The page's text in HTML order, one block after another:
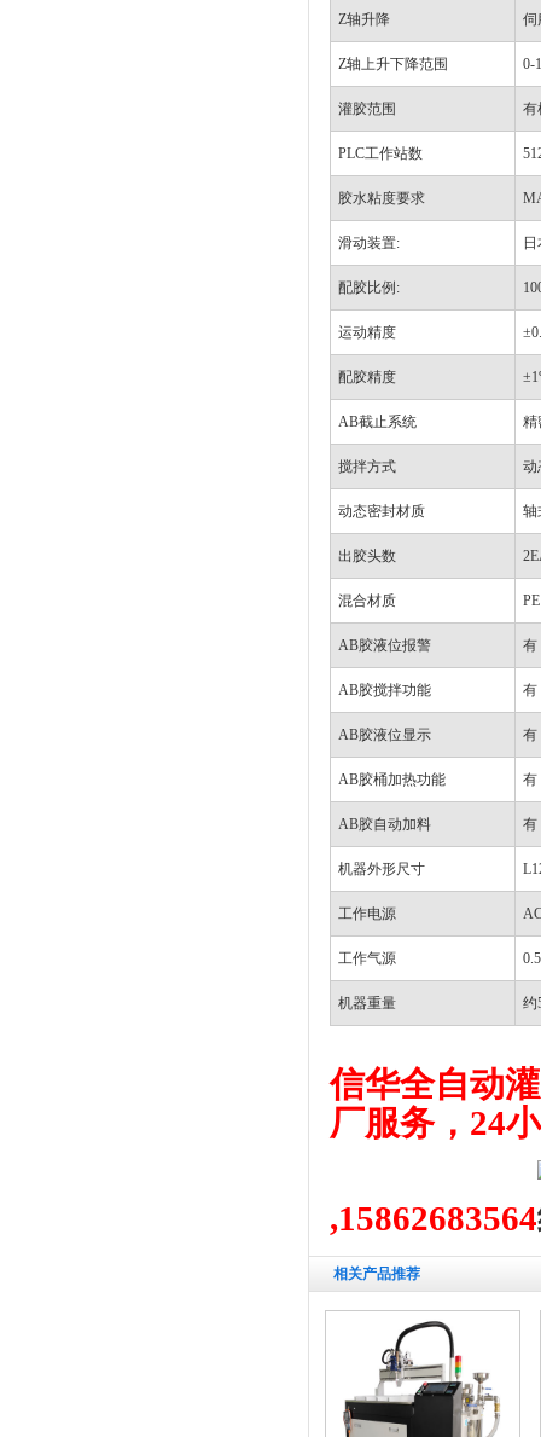
Z轴升降 伺
Z轴上升下降范围 0-
灌胶范围 有
PLC工作站数
胶水粘度要求
滑动装置:
配胶比例:
运动精度
配胶精度
AB截止系统 精
搅拌方式 动
动态密封材质 轴
出胶头数
混合材质 PE
AB胶液位报警 有
AB胶搅拌功能 有
AB胶液位显示 有
AB胶桶加热功能 有
AB胶自动加料 有
机器外形尺寸
工作电源
工作气源
机器重量 约
信华全自动
厂服务，24
,15862683564
相关产品推荐